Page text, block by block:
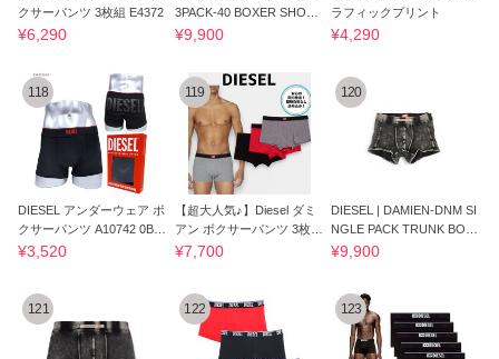
クサーパンツ 3枚組 E4372
¥6,290
3PACK-40 BOXER SHORT
S (E3784) ボクサー
¥9,900
ラフィックプリント
¥4,290
118
DIESEL アンダーウェア ボ
クサーパンツ A10742 0BL
AX 900
¥3,520
119
【超大人気♪】Diesel ダミ
アン ボクサーパンツ 3枚セ
ット
¥7,700
120
DIESEL | DAMIEN-DNM SI
NGLE PACK TRUNK BOX
ER SHORTS ボクサー
¥9,900
121 122 123